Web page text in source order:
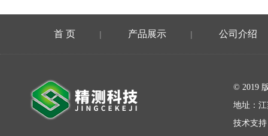
首 页 | 产品展示 | 公司介绍
© 2019
地址：
技术支